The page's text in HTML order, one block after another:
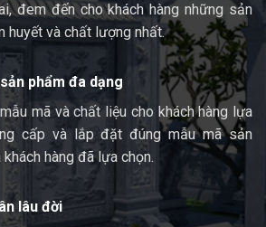
đem đến cho khách hàng những sản
huyết và chất lượng nhất.
phẩm đa dạng
mã và chất liệu cho khách hàng lựa
cấp và lắp đặt đúng mẫu mã sản
hàng đã lựa chọn.
lâu đời